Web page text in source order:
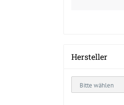
Hersteller